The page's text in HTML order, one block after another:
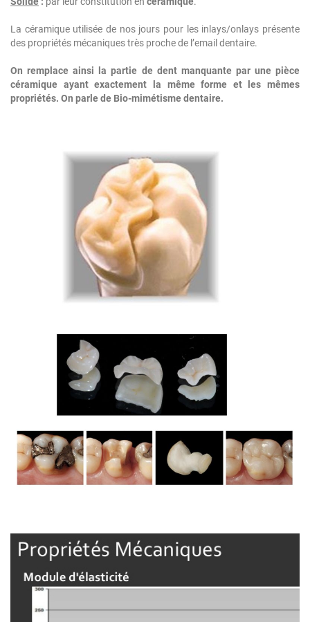
La céramique utilisée de nos jours pour les inlays/onlays présente
des propriétés mécaniques très proche de l’email dentaire.
On remplace ainsi la partie de dent manquante par une pièce
céramique ayant exactement la même forme et les mêmes
propriétés. On parle de Bio-mimétisme dentaire.